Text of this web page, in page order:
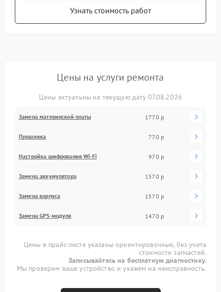
Узнать стоимость работ
Цены на услуги ремонта
Цены актуальны на текущую дату 07.08.2026
Замена материнской платы 1770 р
Прошивка 770 р
Настройка шифрования Wi-Fi 970 р
Замена аккумулятора 1570 р
Замена корпуса 1570 р
Замена GPS-модуля 1470 р
Цены в прайс-листе указаны ориентировочные, без учета
стоимости запчастей.
Записывайтесь на бесплатную диагностику.
Мы проверим ваше устройство и укажем на неисправность.